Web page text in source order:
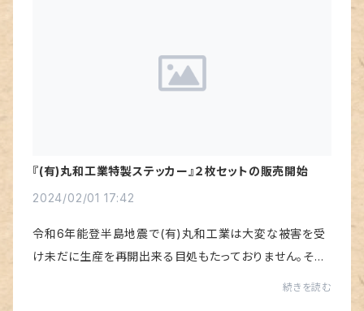
『(有)丸和工業特製ステッカー』２枚セットの販売開始
2024/02/01 17:42
令和6年能登半島地震で(有)丸和工業は大変な被害を受
け未だに生産を再開出来る目処もたっておりません。そこ
続きを読む